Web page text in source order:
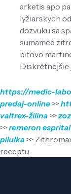
arketis apo
lyžiarskych
dozvuku sa
sumamed
bitovo
Diskrétnejšie
https://medic-
predaj-online >>
valtrex-žilina >>
>>remeron
pilulka >>
receptu